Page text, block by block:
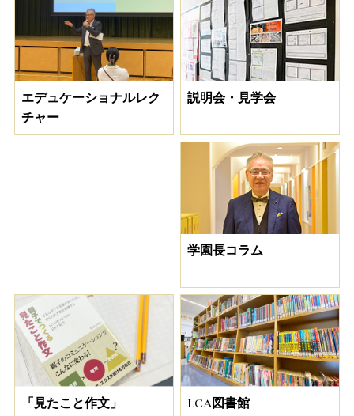
エデュケーショナルレク
チャー
説明会・見学会
学園長コラム
「見たこと作文」 LCA図書館